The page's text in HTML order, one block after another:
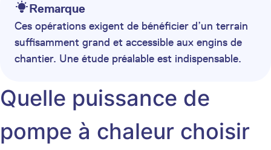
Remarque
Ces opérations exigent de bénéficier d’un terrain
suffisamment grand et accessible aux engins de
chantier. Une étude préalable est indispensable.
Quelle puissance de
pompe à chaleur choisir